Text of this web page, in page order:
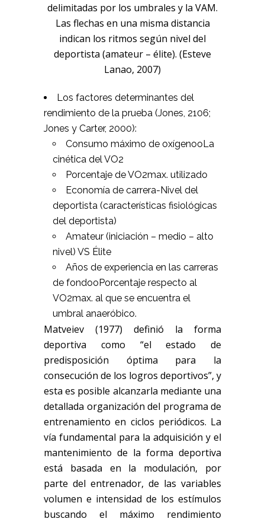
delimitadas por los umbrales y la VAM.
Las flechas en una misma distancia
indican los ritmos según nivel del
deportista (amateur – élite). (Esteve
Lanao, 2007)
Los factores determinantes del
rendimiento de la prueba (Jones, 2106;
Jones y Carter, 2000):
Consumo máximo de oxígenooLa
cinética del VO2
Porcentaje de VO2max. utilizado
Economía de carrera-Nivel del
deportista (características fisiológicas
del deportista)
Amateur (iniciación – medio – alto
nivel) VS Élite
Años de experiencia en las carreras
de fondooPorcentaje respecto al
VO2max. al que se encuentra el
umbral anaeróbico.
Matveiev (1977) definió la forma
deportiva como “el estado de
predisposición óptima para la
consecución de los logros deportivos”, y
esta es posible alcanzarla mediante una
detallada organización del programa de
entrenamiento en ciclos periódicos. La
vía fundamental para la adquisición y el
mantenimiento de la forma deportiva
está basada en la modulación, por
parte del entrenador, de las variables
volumen e intensidad de los estímulos
buscando el máximo rendimiento